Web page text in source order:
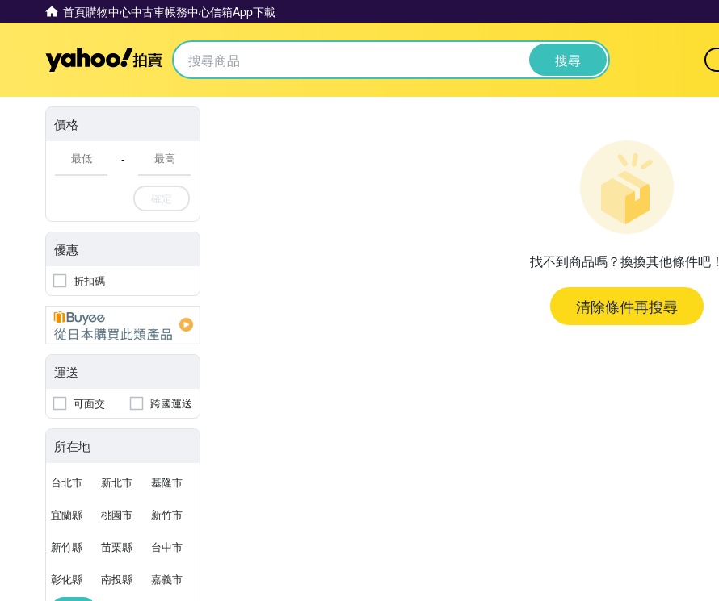
首頁購物中心中古車帳務中心信箱App下載
Yahoo拍賣 搜尋
價格
-
確定
優惠
折扣碼
運送
可面交 跨國運送
所在地
台北市 新北市 基隆市
宜蘭縣 桃園市 新竹市
新竹縣 苗栗縣 台中市
彰化縣 南投縣 嘉義市
找不到商品嗎？換換其他條件吧！
清除條件再搜尋